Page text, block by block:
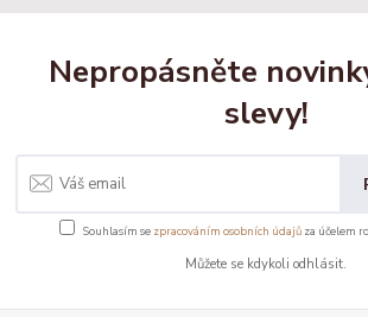
Nepropásněte
slevy!
Souhlasím se zpracováním osobních údajůza účelem
Můžete se kdykoli odhlásit.